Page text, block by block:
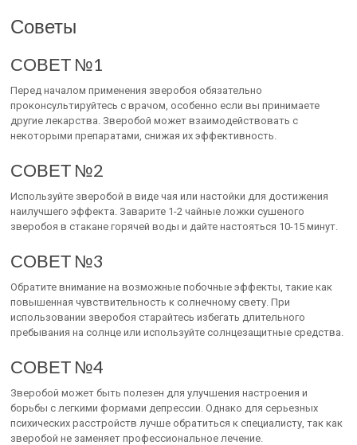
Советы
СОВЕТ №1
Перед началом применения зверобоя обязательно
проконсультируйтесь с врачом, особенно если вы принимаете
другие лекарства. Зверобой может взаимодействовать с
некоторыми препаратами, снижая их эффективность.
СОВЕТ №2
Используйте зверобой в виде чая или настойки для достижения
наилучшего эффекта. Заварите 1-2 чайные ложки сушеного
зверобоя в стакане горячей воды и дайте настояться 10-15 минут.
СОВЕТ №3
Обратите внимание на возможные побочные эффекты, такие как
повышенная чувствительность к солнечному свету. При
использовании зверобоя старайтесь избегать длительного
пребывания на солнце или используйте солнцезащитные средства.
СОВЕТ №4
Зверобой может быть полезен для улучшения настроения и
борьбы с легкими формами депрессии. Однако для серьезных
психических расстройств лучше обратиться к специалисту, так как
зверобой не заменяет профессиональное лечение.